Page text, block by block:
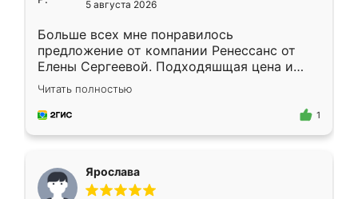
5 августа 2026
Больше всех мне понравилось
предложение от компании Ренессанс от
Елены Сергеевой. Подходяшщая цена и
короткие сроки изготовления. Приехавший
для замера сотрудник Владислав
предложил по моему эскизу самый
Читать полностью
1
Ярослава